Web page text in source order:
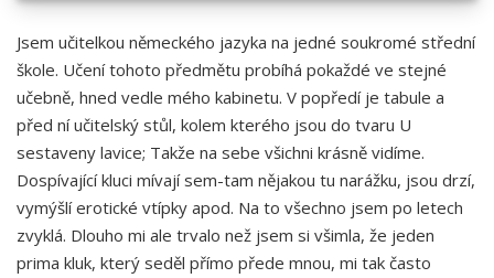
Jsem učitelkou německého jazyka na jedné soukromé střední
škole. Učení tohoto předmětu probíhá pokaždé ve stejné
učebně, hned vedle mého kabinetu. V popředí je tabule a
před ní učitelský stůl, kolem kterého jsou do tvaru U
sestaveny lavice; Takže na sebe všichni krásně vidíme.
Dospívající kluci mívají sem-tam nějakou tu narážku, jsou drzí,
vymýšlí erotické vtípky apod. Na to všechno jsem po letech
zvyklá. Dlouho mi ale trvalo než jsem si všimla, že jeden
prima kluk, který seděl přímo přede mnou, mi tak často